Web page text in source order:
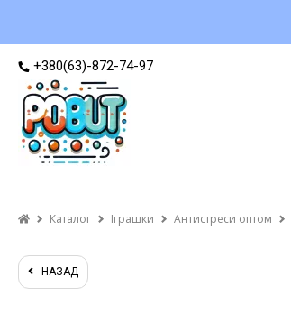
+380(63)-872-74-97
Каталог Іграшки Антистреси оптом
НАЗАД